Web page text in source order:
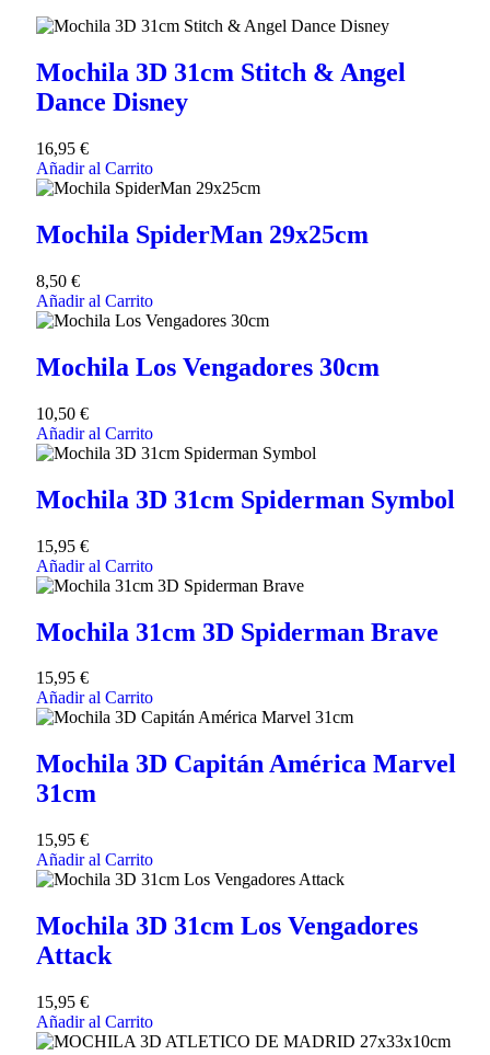
Mochila 3D 31cm Stitch & Angel
Dance Disney
16,95 €
Añadir al Carrito
Mochila SpiderMan 29x25cm
8,50 €
Añadir al Carrito
Mochila Los Vengadores 30cm
10,50 €
Añadir al Carrito
Mochila 3D 31cm Spiderman Symbol
15,95 €
Añadir al Carrito
Mochila 31cm 3D Spiderman Brave
15,95 €
Añadir al Carrito
Mochila 3D Capitán América Marvel
31cm
15,95 €
Añadir al Carrito
Mochila 3D 31cm Los Vengadores
Attack
15,95 €
Añadir al Carrito